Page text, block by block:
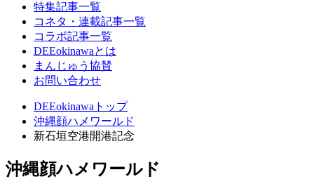
特集記事一覧
コネタ・連載記事一覧
コラボ記事一覧
DEEokinawaとは
まんじゅう協賛
お問い合わせ
DEEokinawaトップ
沖縄顔ハメワールド
新石垣空港開港記念
沖縄顔ハメワールド